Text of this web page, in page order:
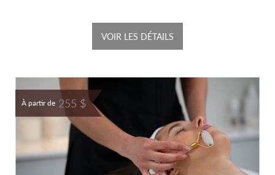
VOIR LES DÉTAILS
À partir de 255 $